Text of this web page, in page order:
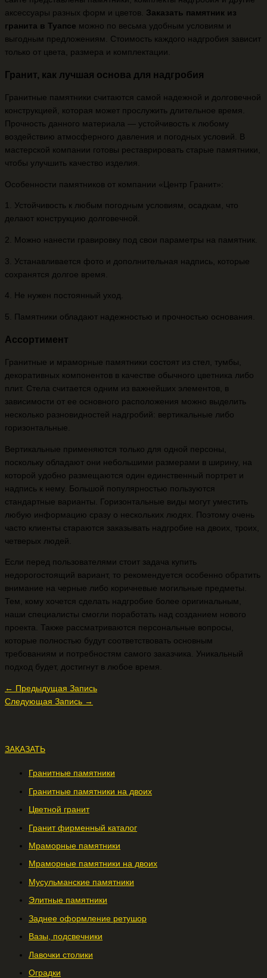
аксессуары разных форм и цветов. Заказать памятник из
гранита в Туапсе можно по весьма удобным условиям и
выгодным предложениям. Стоимость каждого надгробия зависит
только от цвета, размера и комплектации.
Гранит, как лучшая основа для надгробия
Гранитные памятники считаются самой надежной и долговечной
конструкцией, которая может прослужить длительное время.
Прочность данного материала — устойчивость к любому
воздействию атмосферного давления и погодных условий. В
мастерской компании готовы реставрировать старые памятники,
чтобы улучшить качество изделия.
Особенности памятников от компании «Центр Гранит»:
1. Устойчивость к любым погодным условиям, осадкам, что
делают конструкцию долговечной.
2. Можно нанести гравировку под свои параметры на памятник.
3. Устанавливается фото и дополнительная надпись, которые
сохранятся долгое время.
4. Не нужен постоянный уход.
5. Памятники обладают надежностью и прочностью основания.
Ассортимент
Гранитные и мраморные памятники состоят из стел, тумбы,
декоративных компонентов в качестве обычного цветника либо
плит. Стела считается одним из важнейших элементов, в
зависимости от ее основного расположения можно выделить
несколько разновидностей надгробий: вертикальные либо
горизонтальные.
Вертикальные применяются только для одной персоны,
поскольку обладают они небольшими размерами в ширину, на
которой удобно размещаются один единственный портрет и
надпись к нему. Большой популярностью пользуются
стандартные варианты. Горизонтальные виды могут уместить
любую информацию сразу о нескольких людях. Поэтому очень
часто клиенты стараются заказывать надгробие на двоих, троих,
четверых людей.
Если перед пользователями стоит задача купить
недорогостоящий вариант, то рекомендуется особенно обратить
внимание на черные либо коричневые могильные предметы.
Тем, кому хочется сделать надгробие более оригинальным,
наши специалисты смогли поработать над созданием нового
проекта. Также рассматриваются персональные вопросы,
которые полностью будут соответствовать основным
требованиям и потребностям самого заказчика. Уникальный
подход будет, достигнут в любое время.
← Предыдущая Запись
Следующая Запись →
ЗАКАЗАТЬ
Гранитные памятники
Гранитные памятники на двоих
Цветной гранит
Гранит фирменный каталог
Мраморные памятники
Мраморные памятники на двоих
Мусульманские памятники
Элитные памятники
Заднее оформление ретушор
Вазы, подсвечники
Лавочки столики
Оградки